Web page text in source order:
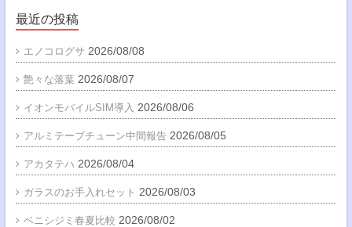
最近の投稿
エノコログサ 2026/08/08
艶々な落葉 2026/08/07
イオンモバイルSIM導入 2026/08/06
アルミテープチューン中間報告 2026/08/05
アカタテハ 2026/08/04
ガラスのお手入れセット 2026/08/03
ベニシジミ春夏比較 2026/08/02